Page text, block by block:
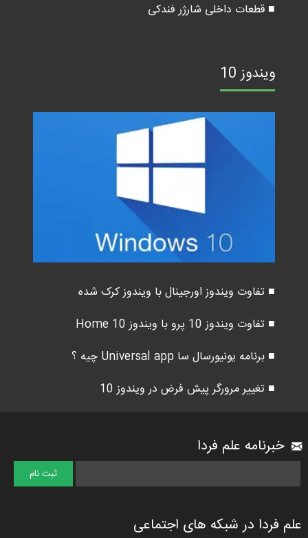
■ قطعات داخلی شارژر فندکی
ویندوز 10
■ تفاوت ویندوز اورجینال با ویندوز کرک شده
■ تفاوت ویندوز 10 پرو با ویندوز 10 Home
■ برنامه یونیورسال سا Universal app چیه ؟
■ تغییر مرورگر پیش فرض در ویندوز 10
خبرنامه علم فردا
علم فردا در شبکه های اجتماعی